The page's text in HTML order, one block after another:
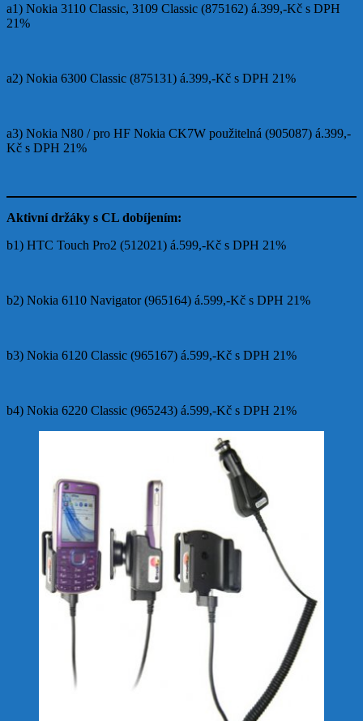
a1) Nokia 3110 Classic, 3109 Classic (875162) á.399,-Kč s DPH
21%
a2) Nokia 6300 Classic (875131) á.399,-Kč s DPH 21%
a3) Nokia N80 / pro HF Nokia CK7W použitelná (905087) á.399,-
Kč s DPH 21%
Aktivní držáky s CL dobíjením:
b1) HTC Touch Pro2 (512021) á.599,-Kč s DPH 21%
b2) Nokia 6110 Navigator (965164) á.599,-Kč s DPH 21%
b3) Nokia 6120 Classic (965167) á.599,-Kč s DPH 21%
b4) Nokia 6220 Classic (965243) á.599,-Kč s DPH 21%